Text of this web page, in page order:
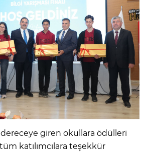
dereceye giren okullara ödülleri
katılımcılara teşekkür